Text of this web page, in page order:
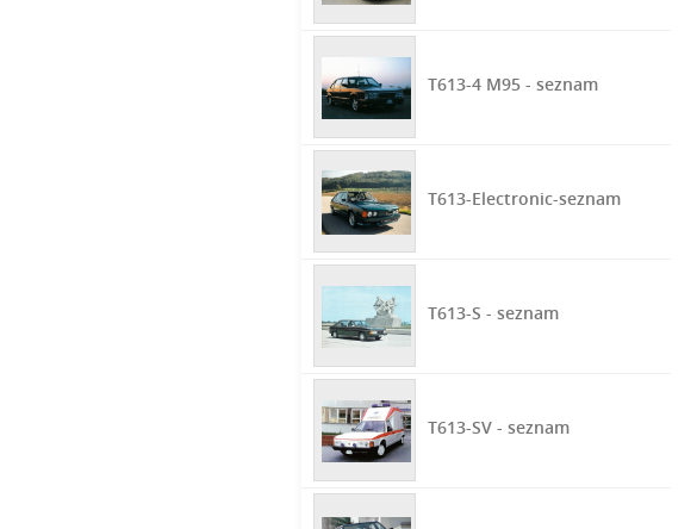
T613-4 M95 - seznam
T613-Electronic-seznam
T613-S - seznam
T613-SV - seznam